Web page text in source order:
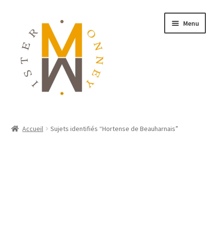
Menu
Accueil Sujets identifiés “Hortense de Beauharnais”